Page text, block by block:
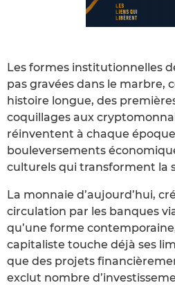
Les formes institutionnelles
pas gravées dans le marbre,
histoire longue, des
coquillages aux
réinventent à chaque
bouleversements
culturels qui transforment la
La monnaie d’aujourd’hui,
circulation par les banques
qu’une forme
capitaliste touche déjà ses
que des projets
exclut nombre